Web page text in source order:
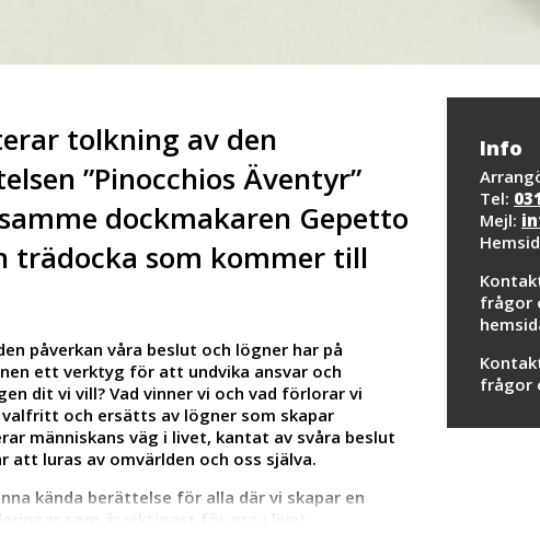
Info
Tel:
Mejl:
frågor
frågor
tolkning av den
”Pinocchios Äventyr”
dockmakaren Gepetto
trädocka som kommer till
påverkan våra beslut och lögner har på
ett verktyg för att undvika ansvar och
dit vi vill? Vad vinner vi och vad förlorar vi
och ersätts av lögner som skapar
människans väg i livet, kantat av svåra beslut
luras av omvärlden och oss själva.
kända berättelse för alla där vi skapar en
som är viktigast för oss i livet.